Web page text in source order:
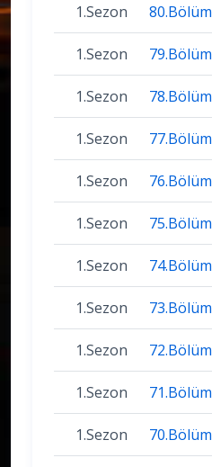
1.Sezon 80.Bölüm
1.Sezon 79.Bölüm
1.Sezon 78.Bölüm
1.Sezon 77.Bölüm
1.Sezon 76.Bölüm
1.Sezon 75.Bölüm
1.Sezon 74.Bölüm
1.Sezon 73.Bölüm
1.Sezon 72.Bölüm
1.Sezon 71.Bölüm
1.Sezon 70.Bölüm